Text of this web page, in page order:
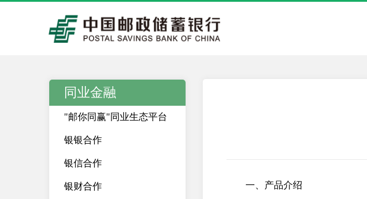
同业金融
"邮你同赢"同业生态平台
银银合作
银信合作
银财合作 一、产品介绍